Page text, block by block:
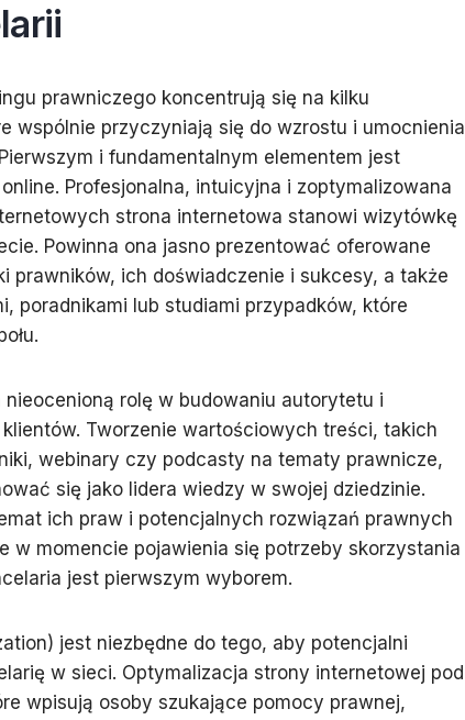
prawniczego koncentrują się na kilku
wspólnie przyczyniają się do wzrostu i umocnienia
i fundamentalnym elementem jest
Profesjonalna, intuicyjna i zoptymalizowana
strona internetowa stanowi wizytówkę
Powinna ona jasno prezentować oferowane
prawników, ich doświadczenie i sukcesy, a także
poradnikami lub studiami przypadków, które
rolę w budowaniu autorytetu i
Tworzenie wartościowych treści, takich
webinary czy podcasty na tematy prawnicze,
się jako lidera wiedzy w swojej dziedzinie.
ich praw i potencjalnych rozwiązań prawnych
w momencie pojawienia się potrzeby skorzystania
jest pierwszym wyborem.
jest niezbędne do tego, aby potencjalni
w sieci. Optymalizacja strony internetowej pod
wpisują osoby szukające pomocy prawnej,